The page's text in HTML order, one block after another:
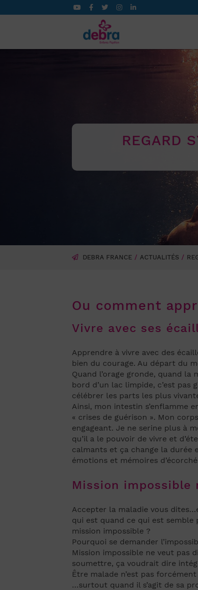
REGARD
DEBRA FRANCE ACTUALITÉS
Ou comment
Vivre avec ses
Apprendre à vivre avec des
bien du courage. Au départ du
Quand l’orage gronde, quand
bord d’un lac limpide, c’est
célébrer les parts les plus
Ainsi, mon intestin s’enflamme
« crises de guérison ». Mon
engageant. Je ne serine plus à
qu’il a le pouvoir de vivre et
calmants et ça change la durée
émotions et mémoires
Mission impossible
Accepter la maladie vous
qui est quand ce qui est
mission impossible ?
Pourquoi se demander
Mission impossible ne veut pas
soumettre, ça voudrait dire
Être malade n’est pas
…surtout quand il s’agit de sa